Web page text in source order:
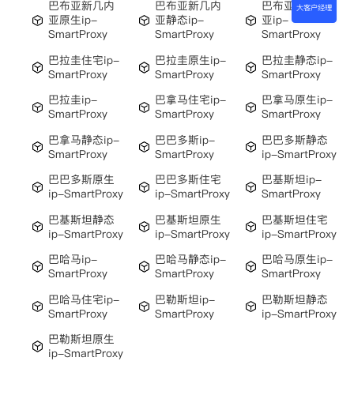
巴布亚新几内
亚原生ip-
SmartProxy
巴布亚新几内
亚静态ip-
SmartProxy
巴布亚新几内
亚ip-
SmartProxy
巴拉圭住宅ip-
SmartProxy
巴拉圭原生ip-
SmartProxy
巴拉圭静态ip-
SmartProxy
巴拉圭ip-
SmartProxy
巴拿马住宅ip-
SmartProxy
巴拿马原生ip-
SmartProxy
巴拿马静态ip-
SmartProxy
巴巴多斯ip-
SmartProxy
巴巴多斯静态
ip-SmartProxy
巴巴多斯原生
ip-SmartProxy
巴巴多斯住宅
ip-SmartProxy
巴基斯坦ip-
SmartProxy
巴基斯坦静态
ip-SmartProxy
巴基斯坦原生
ip-SmartProxy
巴基斯坦住宅
ip-SmartProxy
巴哈马ip-
SmartProxy
巴哈马静态ip-
SmartProxy
巴哈马原生ip-
SmartProxy
巴哈马住宅ip-
SmartProxy
巴勒斯坦ip-
SmartProxy
巴勒斯坦静态
ip-SmartProxy
巴勒斯坦原生
ip-SmartProxy
大客户经理